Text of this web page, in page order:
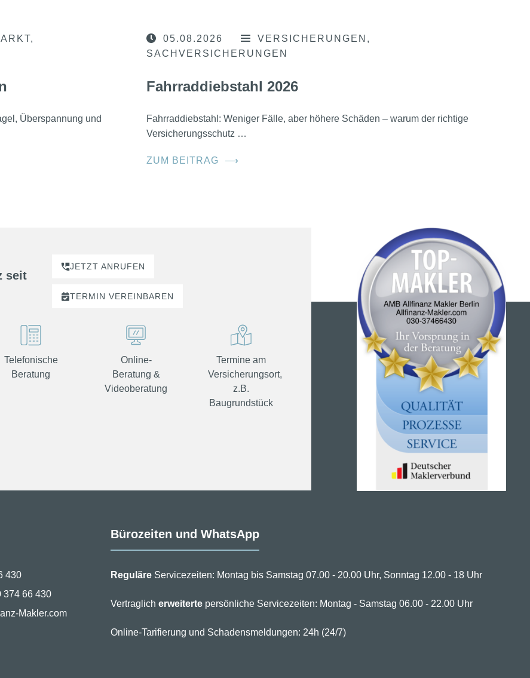
Überspannung und
05.08.2026
VERSICHERUNGEN
SACHVERSICHERUNGEN
Fahrraddiebstahl 2026
Fahrraddiebstahl: Weniger Fälle, aber höhere Schäden – warum der richtige
Versicherungsschutz …
ZUM BEITRAG ⟶
seit
JETZT ANRUFEN
TERMIN VEREINBAREN
Telefonische
Beratung
Online-
Beratung &
Videoberatung
Termine am
Versicherungsort,
z.B.
Baugrundstück
430
374 66 430
Makler.com
Bürozeiten und WhatsApp
ReguläreServicezeiten: Montag bis Samstag 07.00 - 20.00 Uhr, Sonntag 12.00 - 18 Uhr
Vertraglich erweitertepersönliche Servicezeiten: Montag - Samstag 06.00 - 22.00 Uhr
Online-Tarifierung und Schadensmeldungen: 24h (24/7)